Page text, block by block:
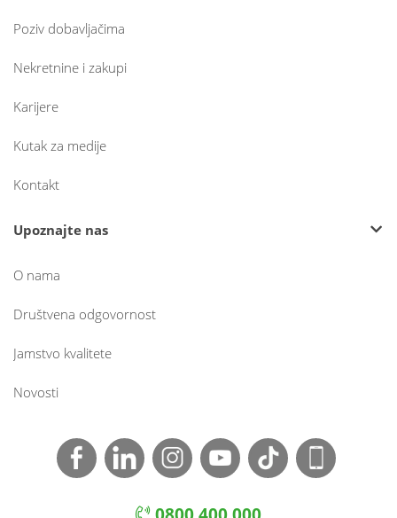
Poziv dobavljačima
Nekretnine i zakupi
Karijere
Kutak za medije
Kontakt
Upoznajte nas
O nama
Društvena odgovornost
Jamstvo kvalitete
Novosti